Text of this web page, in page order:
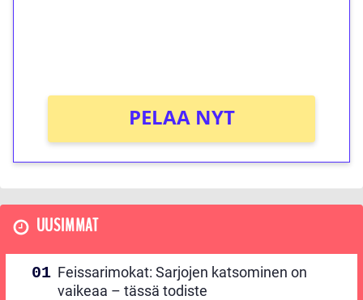
PELAA NYT
UUSIMMAT
Feissarimokat: Sarjojen katsominen on
vaikeaa – tässä todiste